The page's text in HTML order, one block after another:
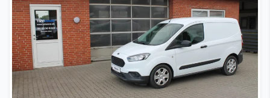
Fjernbetjent centrallås
Kørecomputer